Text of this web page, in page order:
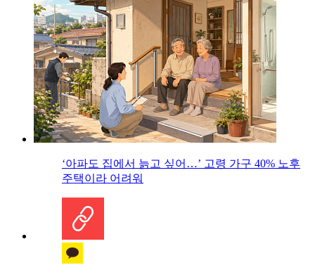
‘아파도 집에서 늙고 싶어…’ 고령 가구 40% 노후
주택이라 어려워